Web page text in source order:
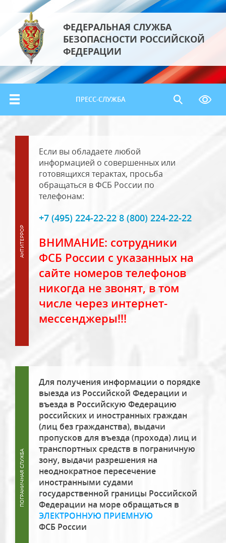
ФЕДЕРАЛЬНАЯ СЛУЖБА
БЕЗОПАСНОСТИ РОССИЙСКОЙ
ФЕДЕРАЦИИ
ПРЕСС-СЛУЖБА
Если вы обладаете любой
информацией о совершенных или
готовящихся терактах, просьба
обращаться в ФСБ России по
телефонам:
+7 (495) 224-22-22 8 (800) 224-22-22
ВНИМАНИЕ: сотрудники
ФСБ России с указанных на
сайте номеров телефонов
никогда не звонят, в том
числе через интернет-
мессенджеры!!!
Для получения информации о порядке
выезда из Российской Федерации и
въезда в Российскую Федерацию
российских и иностранных граждан
(лиц без гражданства), выдачи
пропусков для въезда (прохода) лиц и
транспортных средств в пограничную
зону, выдачи разрешения на
неоднократное пересечение
иностранными судами
государственной границы Российской
Федерации на море обращаться в
ЭЛЕКТРОННУЮ ПРИЕМНУЮ
ФСБ России